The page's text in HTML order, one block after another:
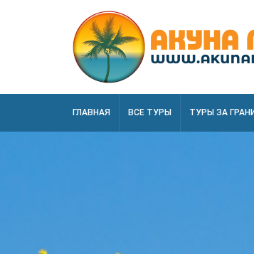
ГЛАВНАЯ ВСЕ ТУРЫ ТУРЫ ЗА